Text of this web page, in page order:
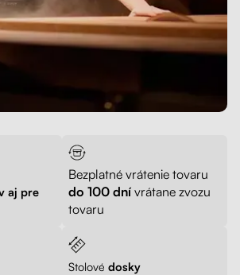
aj pre
Bezplatné vrátenie tovaru
do 100 dní vrátane zvozu
tovaru
Stolové dosky